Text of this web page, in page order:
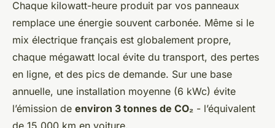
Chaque kilowatt-heure produit par vos panneaux
remplace une énergie souvent carbonée. Même si le
mix électrique français est globalement propre,
chaque mégawatt local évite du transport, des pertes
en ligne, et des pics de demande. Sur une base
annuelle, une installation moyenne (6 kWc) évite
l’émission de environ 3 tonnes de CO₂ - l’équivalent